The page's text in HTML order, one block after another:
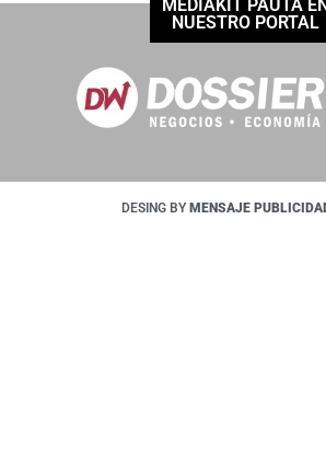
MEDIAKIT PAUTÁ
NUESTRO PORTAL
DESING BY MENSAJE